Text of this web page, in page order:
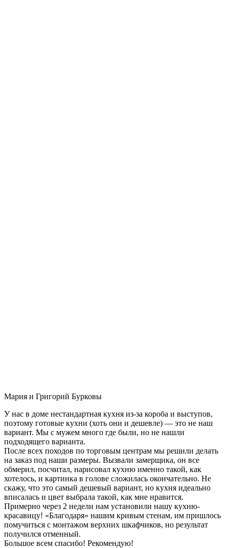
Мария и Григорий Бурковы
У нас в доме нестандартная кухня из-за короба и выступов,
поэтому готовые кухни (хоть они и дешевле) — это не наш
вариант. Мы с мужем много где были, но не нашли
подходящего варианта.
После всех походов по торговым центрам мы решили делать
на заказ под наши размеры. Вызвали замерщика, он все
обмерил, посчитал, нарисовал кухню именно такой, как
хотелось, и картинка в голове сложилась окончательно. Не
скажу, что это самый дешевый вариант, но кухня идеально
вписалась и цвет выбрала такой, как мне нравится.
Примерно через 2 недели нам установили нашу кухню-
красавицу! «Благодаря» нашим кривым стенам, им пришлось
помучиться с монтажом верхних шкафчиков, но результат
получился отменный.
Большое всем спасибо! Рекомендую!